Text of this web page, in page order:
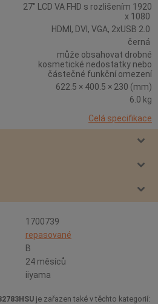
27" LCD VA FHD s rozlišením 1920
x 1080
HDMI, DVI, VGA, 2xUSB 2.0
černá
může obsahovat drobné
kosmetické nedostatky nebo
částečné funkční omezení
622.5 × 400.5 × 230 (mm)
6.0 kg
Celá specifikace
1700739
repasované
B
24 měsíců
iiyama
je zařazen také v těchto kategorií: